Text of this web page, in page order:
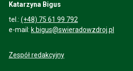
Katarzyna Bigus
tel.: (+48) 75 61 99 792
e-mail: k.bigus@swieradowzdroj.pl
Zespół redakcyjny